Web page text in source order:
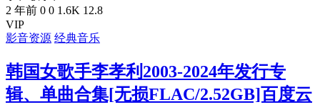
2 年前 0 0 1.6K 12.8
VIP
影音资源 经典音乐
韩国女歌手李孝利2003-2024年发行专
辑、单曲合集[无损FLAC/2.52GB]百度云